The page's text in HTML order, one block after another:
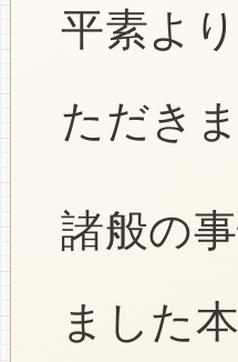
平素よ
ただき
諸般の
ました